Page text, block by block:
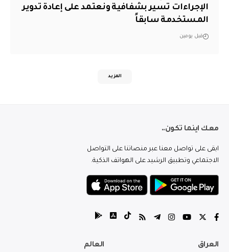
الإجراءات تسير بشفافية ونعتمد على إعادة تدوير
المستخدمة سابقاً
قبل يومين
المزيد
معك اينما تكون..
ابقى على تواصل معنا عبر منصاتنا على التواصل
الاجتماعي وتطبيق الرشيد على الهواتف الذكية.
العراق العالم